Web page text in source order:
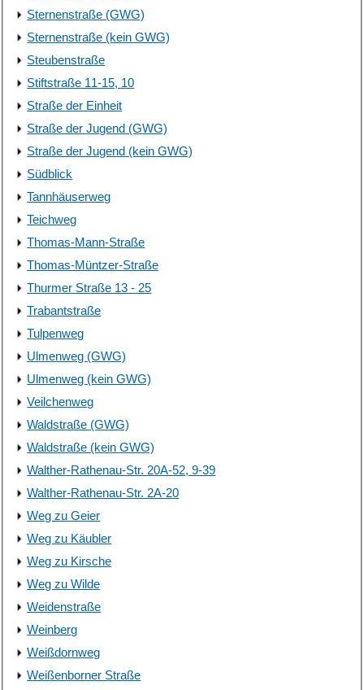
Sternenstraße (GWG)
Sternenstraße (kein GWG)
Steubenstraße
Stiftstraße 11-15, 10
Straße der Einheit
Straße der Jugend (GWG)
Straße der Jugend (kein GWG)
Südblick
Tannhäuserweg
Teichweg
Thomas-Mann-Straße
Thomas-Müntzer-Straße
Thurmer Straße 13 - 25
Trabantstraße
Tulpenweg
Ulmenweg (GWG)
Ulmenweg (kein GWG)
Veilchenweg
Waldstraße (GWG)
Waldstraße (kein GWG)
Walther-Rathenau-Str. 20A-52, 9-39
Walther-Rathenau-Str. 2A-20
Weg zu Geier
Weg zu Käubler
Weg zu Kirsche
Weg zu Wilde
Weidenstraße
Weinberg
Weißdornweg
Weißenborner Straße